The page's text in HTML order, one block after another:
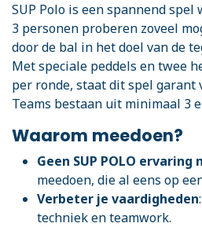
SUP Polo is een spannend
3 personen proberen zoveel
door de bal in het doel van de
Met speciale peddels en twee
per ronde, staat dit spel garant
Teams bestaan uit minimaal 3
Waarom meedoen?
Geen SUP POLO ervaring
meedoen, die al eens op
Verbeter je vaardigheden
techniek en teamwork.